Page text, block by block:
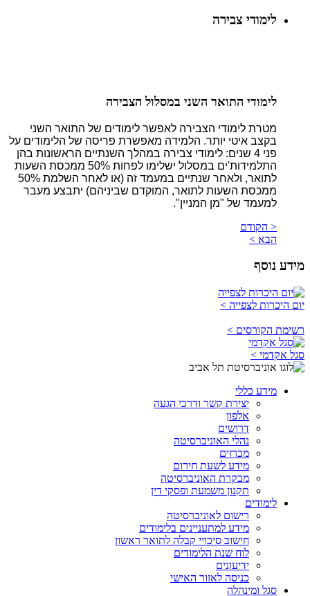
לימודי צבירה
לימודי התואר השני במסלול הצבירה
מטרת לימודי הצבירה לאפשר לימודים של התואר השני
בקצב איטי יותר. הלמידה מאפשרת פריסה של הלימודים על
פני 4 שנים: לימודי צבירה במהלך השנתיים הראשונות בהן
התלמידות'ים במסלול ישלימו לפחות 50% ממכסת השעות
לתואר, ולאחר שנתיים במעמד זה (או לאחר השלמת 50%
ממכסת השעות לתואר, המוקדם שביניהם) יתבצע מעבר
למעמד של "מן המניין".
< הקודם
הבא >
מידע נוסף
יום היכרות לצפייה >
רשימת הקורסים >
סגל אקדמי >
מידע כללי
יצירת קשר ודרכי הגעה
אלפון
דרושים
נהלי האוניברסיטה
מכרזים
מידע לשעת חירום
מבקרת האוניברסיטה
תקנון משמעת ופסקי דין
לימודים
רישום לאוניברסיטה
מידע למתעניינים בלימודים
חישוב סיכויי קבלה לתואר ראשון
לוח שנת הלימודים
ידיעונים
כניסה לאזור האישי
סגל ומינהלה